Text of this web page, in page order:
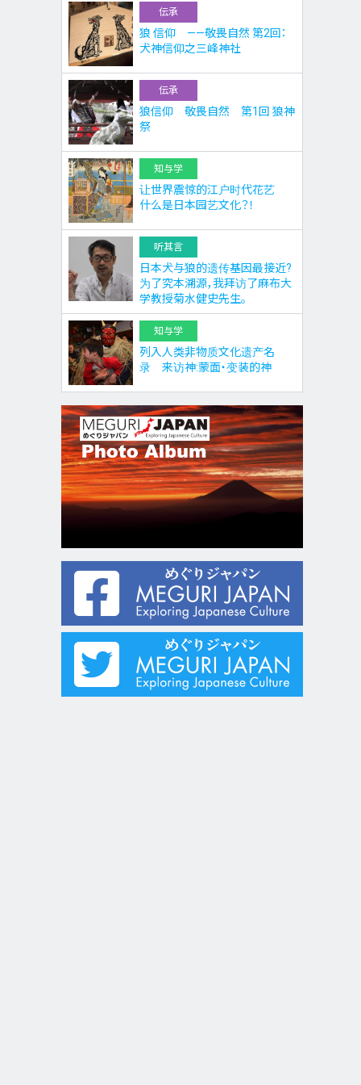
伝承
狼 信仰 ——敬畏自然 第2回：
犬神信仰之三峰神社
伝承
狼信仰 敬畏自然 第1回 狼神
祭
知与学
让世界震惊的江户时代花艺
什么是日本园艺文化？！
听其言
日本犬与狼的遗传基因最接近?
为了究本溯源，我拜访了麻布大
学教授菊水健史先生。
知与学
列入人类非物质文化遗产名
录 来访神:蒙面・变装的神